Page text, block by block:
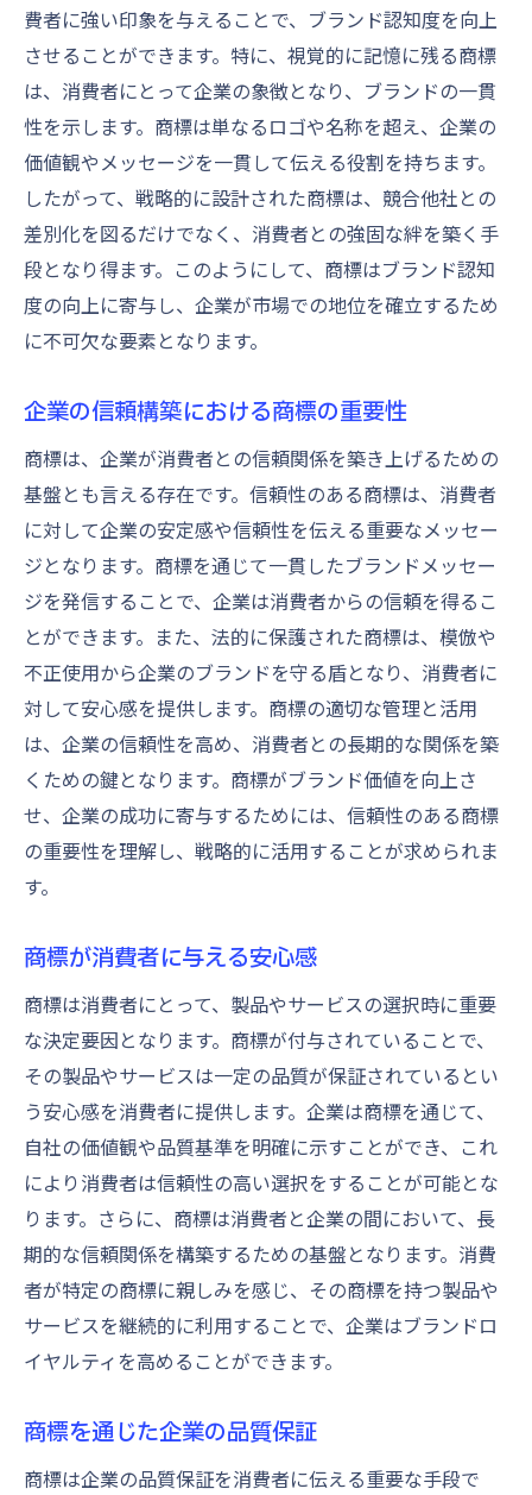
費者に強い印象を与えることで、ブランド認知度を向上
させることができます。特に、視覚的に記憶に残る商標
は、消費者にとって企業の象徴となり、ブランドの一貫
性を示します。商標は単なるロゴや名称を超え、企業の
価値観やメッセージを一貫して伝える役割を持ちます。
したがって、戦略的に設計された商標は、競合他社との
差別化を図るだけでなく、消費者との強固な絆を築く手
段となり得ます。このようにして、商標はブランド認知
度の向上に寄与し、企業が市場での地位を確立するため
に不可欠な要素となります。
企業の信頼構築における商標の重要性
商標は、企業が消費者との信頼関係を築き上げるための
基盤とも言える存在です。信頼性のある商標は、消費者
に対して企業の安定感や信頼性を伝える重要なメッセー
ジとなります。商標を通じて一貫したブランドメッセー
ジを発信することで、企業は消費者からの信頼を得るこ
とができます。また、法的に保護された商標は、模倣や
不正使用から企業のブランドを守る盾となり、消費者に
対して安心感を提供します。商標の適切な管理と活用
は、企業の信頼性を高め、消費者との長期的な関係を築
くための鍵となります。商標がブランド価値を向上さ
せ、企業の成功に寄与するためには、信頼性のある商標
の重要性を理解し、戦略的に活用することが求められま
す。
商標が消費者に与える安心感
商標は消費者にとって、製品やサービスの選択時に重要
な決定要因となります。商標が付与されていることで、
その製品やサービスは一定の品質が保証されているとい
う安心感を消費者に提供します。企業は商標を通じて、
自社の価値観や品質基準を明確に示すことができ、これ
により消費者は信頼性の高い選択をすることが可能とな
ります。さらに、商標は消費者と企業の間において、長
期的な信頼関係を構築するための基盤となります。消費
者が特定の商標に親しみを感じ、その商標を持つ製品や
サービスを継続的に利用することで、企業はブランドロ
イヤルティを高めることができます。
商標を通じた企業の品質保証
商標は企業の品質保証を消費者に伝える重要な手段で